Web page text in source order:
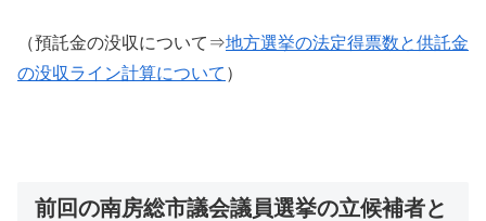
（預託金の没収について⇒地方選挙の法定得票数と供託金
の没収ライン計算について ）
前回の南房総市議会議員選挙の立候補者と